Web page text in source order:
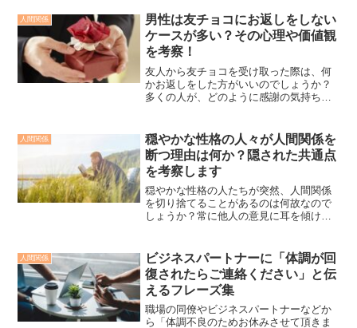
っているケースも少なくありません。と
はいえ、少し工夫を加える...
人間関係
男性は友チョコにお返しをしない
ケースが多い？その心理や価値観
を考察！
友人から友チョコを受け取った際は、何
かお返しをした方がいいのでしょうか？
多くの人が、どのように感謝の気持ちを
るかもしれません。）この記事では、友
チョコへのお返しを行う必...
人間関係
穏やかな性格の人々が人間関係を
断つ理由は何か？隠された共通点
を考察します
穏やかな性格の人たちが突然、人間関係
を切り捨てることがあるのは何故なので
しょうか？常に他人の意見に耳を傾ける
のです。そこで本記事では、温和な性格
の持ち主が冷酷な決断を下...
人間関係
ビジネスパートナーに「体調が回
復されたらご連絡ください」と伝
えるフレーズ集
職場の同僚やビジネスパートナーなどか
ら「体調不良のためお休みさせて頂きま